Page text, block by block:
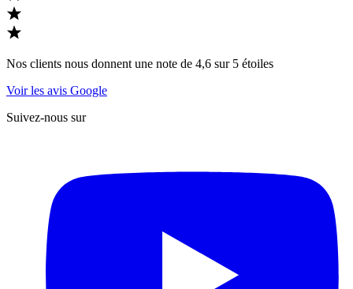
Nos clients nous donnent une note de 4,6 sur 5 étoiles
Voir les avis Google
Suivez-nous sur